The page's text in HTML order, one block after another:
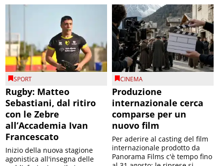
SPORT
Rugby: Matteo
Sebastiani, dal ritiro
con le Zebre
all’Accademia Ivan
Francescato
Inizio della nuova stagione
agonistica all'insegna delle
CINEMA
Produzione
internazionale cerca
comparse per un
nuovo film
Per aderire al casting del film
internazionale prodotto da
Panorama Films c'è tempo fino